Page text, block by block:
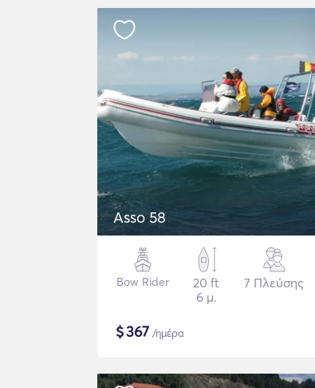
Asso 58
Bow Rider
20 ft
6 μ.
7 Πλεύσης
$367 /ημέρα